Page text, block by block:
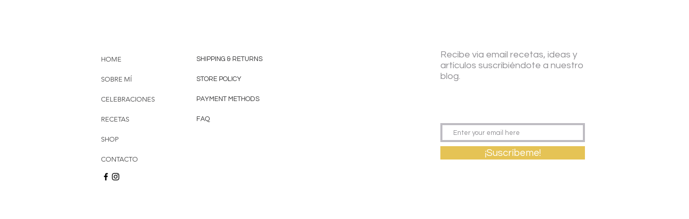
HOME
SOBRE MÍ
CELEBRACIONES
RECETAS
SHOP
CONTACTO
SHIPPING & RETURNS
STORE POLICY
PAYMENT METHODS
FAQ
Recibe via email recetas, ideas y
artículos suscribiéndote a nuestro
blog.
¡Suscríbeme!